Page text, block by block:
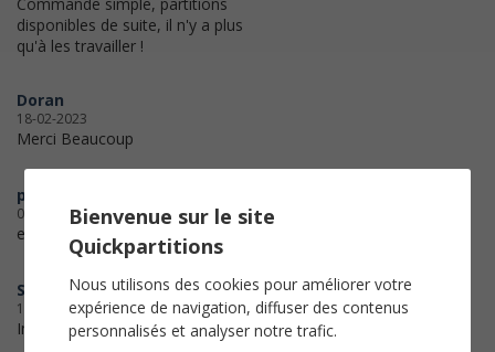
disponibles de suite, il n'y a plus
qu'à les travailler !
Doran
18-02-2023
Merci Beaucoup
patrime
07-09-2022
envoi parfait, merci!
SallySully
18-07-2022
Impeccable ! Très belle qualité
Bienvenue sur le site
Quickpartitions
Nous utilisons des cookies pour améliorer votre
expérience de navigation, diffuser des contenus
personnalisés et analyser notre trafic.